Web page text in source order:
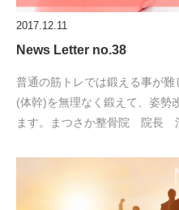
2017.12.11
News Letter no.38
普通の筋トレでは鍛える事が
(体幹)を無理なく鍛えて、姿勢
ます。まつさか整骨院 院長